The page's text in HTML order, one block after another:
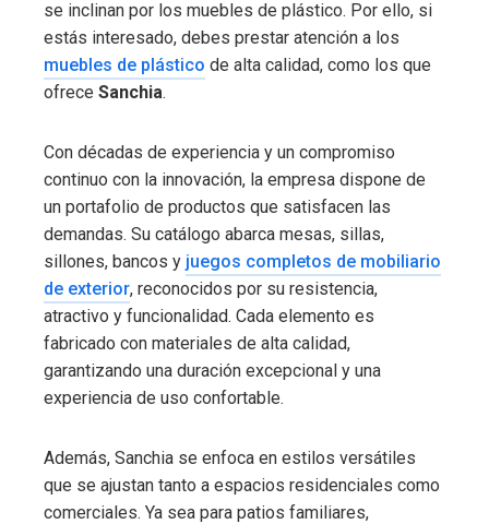
se inclinan por los muebles de plástico. Por ello, si
estás interesado, debes prestar atención a los
muebles de plástico de alta calidad, como los que
ofrece Sanchia.
Con décadas de experiencia y un compromiso
continuo con la innovación, la empresa dispone de
un portafolio de productos que satisfacen las
demandas. Su catálogo abarca mesas, sillas,
sillones, bancos y juegos completos de mobiliario
de exterior, reconocidos por su resistencia,
atractivo y funcionalidad. Cada elemento es
fabricado con materiales de alta calidad,
garantizando una duración excepcional y una
experiencia de uso confortable.
Además, Sanchia se enfoca en estilos versátiles
que se ajustan tanto a espacios residenciales como
comerciales. Ya sea para patios familiares,